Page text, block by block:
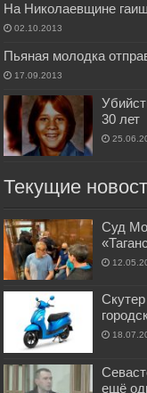
На Николаевщине
02.10.2013
Пьяная молодка
17.09.2013
30 лет
Текущие
Суд
ещё